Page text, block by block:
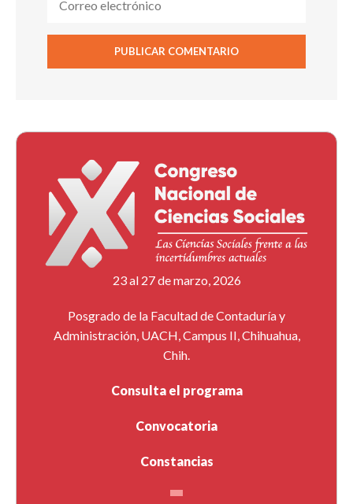
23 al 27 de marzo, 2026
Posgrado de la Facultad de Contaduría y
Administración, UACH, Campus II, Chihuahua,
Chih.
Consulta el programa
Convocatoria
Constancias